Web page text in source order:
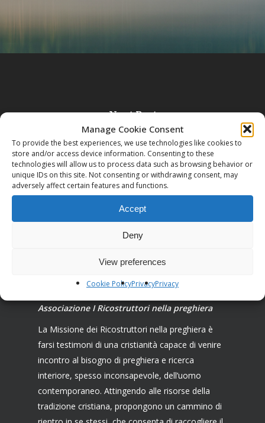
Manage Cookie Consent
To provide the best experiences, we use technologies like cookies to
store and/or access device information. Consenting to these
technologies will allow us to process data such as browsing behavior or
unique IDs on this site. Not consenting or withdrawing consent, may
adversely affect certain features and functions.
Accept
Deny
View preferences
Cookie PolicyPrivacyPrivacy
Next Post
Asana Respirazione Rilassamento
Associazione I Ricostruttori nella preghiera
La Missione dei Ricostruttori nella preghiera è
farsi testimoni di una cristianità capace di venire
incontro al bisogno di preghiera e ricerca
interiore, spesso inconsapevole, dell’uomo
contemporaneo. Attingendo alle risorse della
tradizione cristiana, propongono un cammino di